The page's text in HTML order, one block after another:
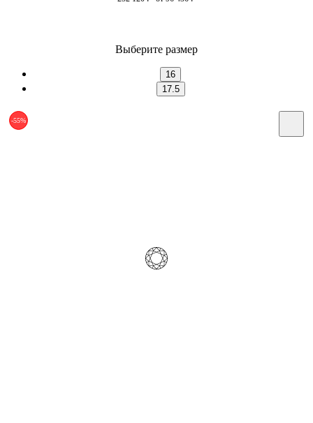
Выберите размер
16
17.5
-55%